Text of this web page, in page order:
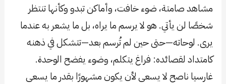
مشاهد صامتة، ضوء خافت، وأماكن تبدو وكأنها تنتظر
شخصًا لن يأتي. هو لا يرسم ما يراه، بل ما يشعر به عندما
يرى. لوحاته—حتى حين لم تُرسم بعد—تتشكل في ذهنه
كامتداد لقصائده: فراغ يتكلم، وضوء يفضح الوحدة.
غارسيا ناصح لا يسعى لأن يكون مشهورًا بقدر ما يسعى